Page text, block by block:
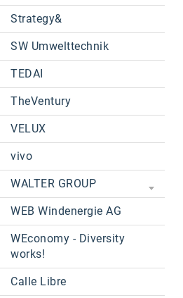
Strategy&
SW Umwelttechnik
TEDAI
TheVentury
VELUX
vivo
WALTER GROUP
WEB Windenergie AG
WEconomy - Diversity
works!
Calle Libre